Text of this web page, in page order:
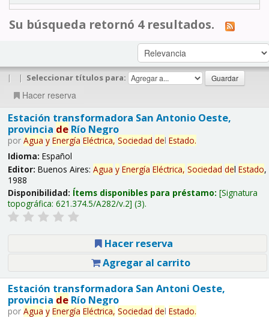
Su búsqueda retornó 4 resultados.
| | Seleccionar títulos para:
Hacer reserva
Estación transformadora San Antonio Oeste,
provincia deRío Negro
por Agua y Energía Eléctrica, Sociedad del Estado.
Idioma: Español
Editor: Buenos Aires: Agua y Energía Eléctrica, Sociedad del Estado,
1988
Disponibilidad: Ítems disponibles para préstamo: Signatura
topográfica: 621.374.5/A282/v.2 (3).
Hacer reserva
Agregar al carrito
Estación transformadora San Antoni Oeste,
provincia deRío Negro
por Agua y Energía Eléctrica, Sociedad del Estado.